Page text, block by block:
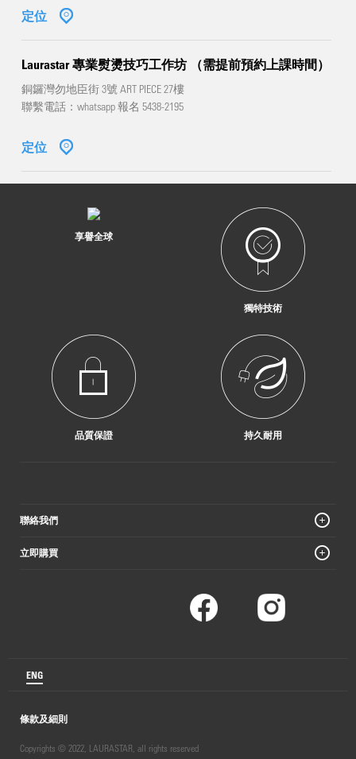
定位
Laurastar 專業熨燙技巧工作坊 （需提前預約上課時間）
銅鑼灣勿地臣街 3號 ART PIECE 27樓
聯繫電話：whatsapp 報名 5438-2195
定位
享譽全球
獨特技術
品質保證 持久耐用
ENG
聯絡我們
立即購買
條款及細則
Copyrights © 2022, LAURASTAR, all rights reserved